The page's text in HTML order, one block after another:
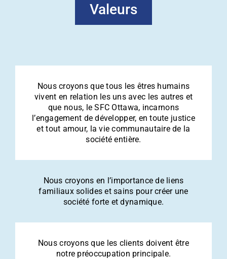
Valeurs
Nous croyons que tous les êtres humains
vivent en relation les uns avec les autres et
que nous, le SFC Ottawa, incarnons
l’engagement de développer, en toute justice
et tout amour, la vie communautaire de la
société entière.
Nous croyons en l’importance de liens
familiaux solides et sains pour créer une
société forte et dynamique.
Nous croyons que les clients doivent être
notre préoccupation principale.